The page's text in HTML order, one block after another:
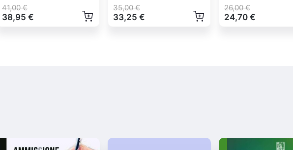
41,00 €
38,95 €
35,00 €
33,25 €
26,00 €
24,70 €